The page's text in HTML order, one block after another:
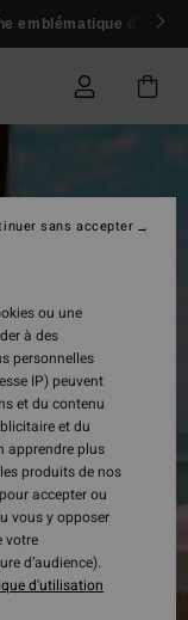
emblématique d'Andy
ou une
à des
personnelles
IP) peuvent
et du contenu
et du
apprendre plus
produits de nos
accepter ou
vous y opposer
votre
d’audience).
d'utilisation
sans accepter